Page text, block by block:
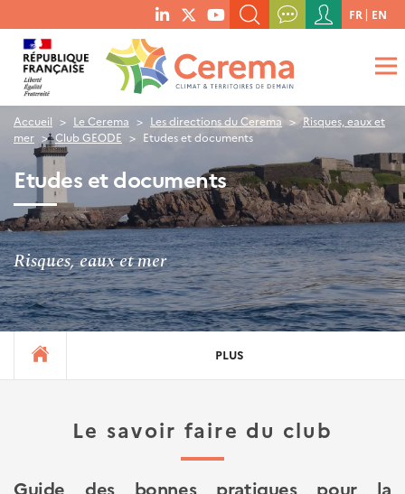
menu
social
links
RECHERCHER UN MOT-CLÉ, UNE PUBLICATION, ETC.
QUE RECHERCHEZ-VOUS ?
Menu
du
compte
de
l'utilisateur
FR EN
Accueil Le Cerema Les directions du Cerema
Risques, eaux et
mer
Club GEODE Etudes et documents
Etudes et documents
Risques, eaux et mer
PLUS
Le savoir faire du club
Guide des bonnes pratiques pour la